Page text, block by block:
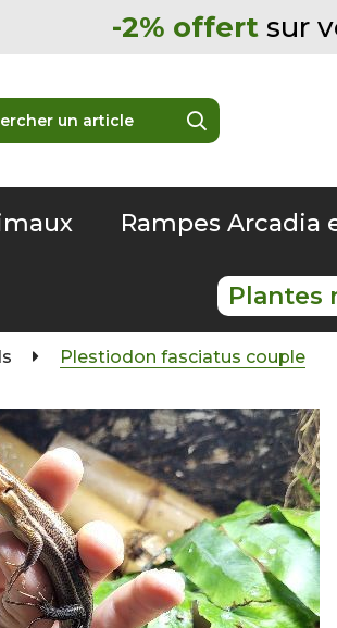
Rampes Arcadia
Plantes
Plestiodon fasciatus couple
-2% offert sur